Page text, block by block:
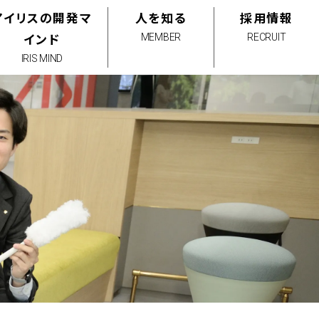
イリスの開発マ
インド
IRIS MIND
人を知る
MEMBER
採用情報
RECRUIT